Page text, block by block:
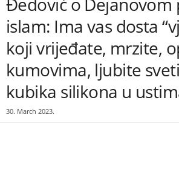
islam: Ima vas dosta
koji vrijeđate, mrzite,
kumovima, ljubite
kubika silikona u
30. March 2023.